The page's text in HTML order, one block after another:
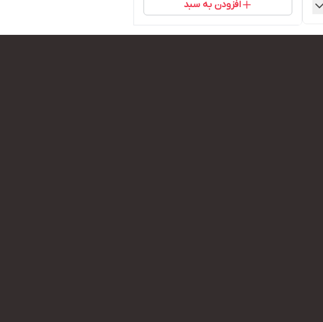
افزودن به سبد